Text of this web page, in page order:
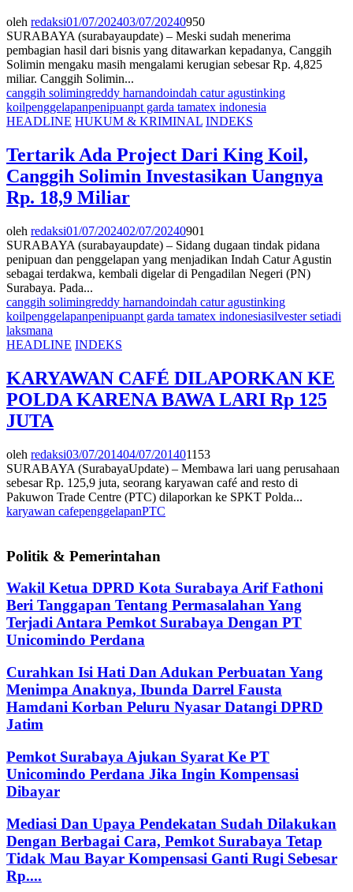
oleh redaksi01/07/202403/07/20240950
SURABAYA (surabayaupdate) – Meski sudah menerima
pembagian hasil dari bisnis yang ditawarkan kepadanya, Canggih
Solimin mengaku masih mengalami kerugian sebesar Rp. 4,825
miliar. Canggih Solimin...
canggih solimingreddy harnandoindah catur agustinking
koilpenggelapanpenipuanpt garda tamatex indonesia
HEADLINE HUKUM & KRIMINAL INDEKS
Tertarik Ada Project Dari King Koil,
Canggih Solimin Investasikan Uangnya
Rp. 18,9 Miliar
oleh redaksi01/07/202402/07/20240901
SURABAYA (surabayaupdate) – Sidang dugaan tindak pidana
penipuan dan penggelapan yang menjadikan Indah Catur Agustin
sebagai terdakwa, kembali digelar di Pengadilan Negeri (PN)
Surabaya. Pada...
canggih solimingreddy harnandoindah catur agustinking
koilpenggelapanpenipuanpt garda tamatex indonesiasilvester setiadi
laksmana
HEADLINE INDEKS
KARYAWAN CAFÉ DILAPORKAN KE
POLDA KARENA BAWA LARI Rp 125
JUTA
oleh redaksi03/07/201404/07/201401153
SURABAYA (SurabayaUpdate) – Membawa lari uang perusahaan
sebesar Rp. 125,9 juta, seorang karyawan café and resto di
Pakuwon Trade Centre (PTC) dilaporkan ke SPKT Polda...
karyawan cafepenggelapanPTC
Politik & Pemerintahan
Wakil Ketua DPRD Kota Surabaya Arif Fathoni
Beri Tanggapan Tentang Permasalahan Yang
Terjadi Antara Pemkot Surabaya Dengan PT
Unicomindo Perdana
Curahkan Isi Hati Dan Adukan Perbuatan Yang
Menimpa Anaknya, Ibunda Darrel Fausta
Hamdani Korban Peluru Nyasar Datangi DPRD
Jatim
Pemkot Surabaya Ajukan Syarat Ke PT
Unicomindo Perdana Jika Ingin Kompensasi
Dibayar
Mediasi Dan Upaya Pendekatan Sudah Dilakukan
Dengan Berbagai Cara, Pemkot Surabaya Tetap
Tidak Mau Bayar Kompensasi Ganti Rugi Sebesar
Rp....